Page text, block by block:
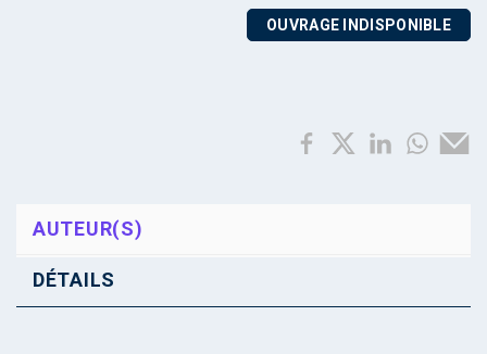
OUVRAGE INDISPONIBLE
AUTEUR(S)
DÉTAILS